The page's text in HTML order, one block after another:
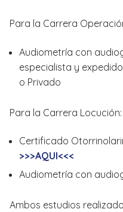
Para la Carrera
Audiometría con
especialista y
o Privado
Para la Carrera Locución:
Certificado
>>>AQUI<<<
Audiometría con
Ambos estudios